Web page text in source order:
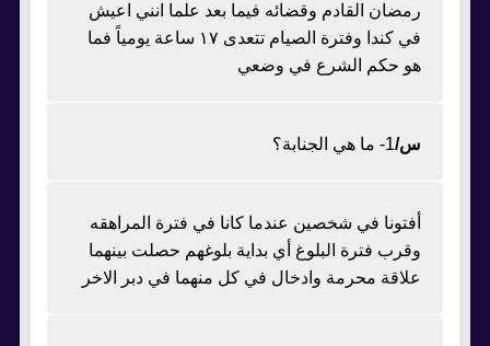
رمضان القادم وقضائه فيما بعد علما انني اعيش
في كندا وفترة الصيام تتعدى ١٧ ساعة يومياً فما
هو حكم الشرع في وضعي
س/1- ما هي الجنابة؟
أفتونا في شخصين عندما كانا في فترة المراهقه
وقرب فترة البلوغ أي بداية بلوغهم حصلت بينهما
علاقة محرمة وادخال في كل منهما في دبر الاخر